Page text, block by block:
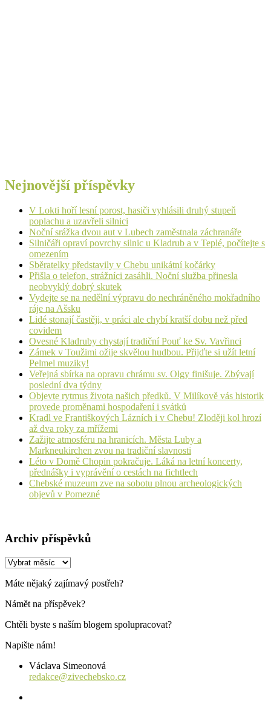
Nejnovější příspěvky
V Lokti hoří lesní porost, hasiči vyhlásili druhý stupeň
poplachu a uzavřeli silnici
Noční srážka dvou aut v Lubech zaměstnala záchranáře
Silničáři opraví povrchy silnic u Kladrub a v Teplé, počítejte s
omezením
Sběratelky představily v Chebu unikátní kočárky
Přišla o telefon, strážníci zasáhli. Noční služba přinesla
neobvyklý dobrý skutek
Vydejte se na nedělní výpravu do nechráněného mokřadního
ráje na Ašsku
Lidé stonají častěji, v práci ale chybí kratší dobu než před
covidem
Ovesné Kladruby chystají tradiční Pouť ke Sv. Vavřinci
Zámek v Toužimi ožije skvělou hudbou. Přijďte si užít letní
Pelmel muziky!
Veřejná sbírka na opravu chrámu sv. Olgy finišuje. Zbývají
poslední dva týdny
Objevte rytmus života našich předků. V Milíkově vás historik
provede proměnami hospodaření i svátků
Kradl ve Františkových Lázních i v Chebu! Zloději kol hrozí
až dva roky za mřížemi
Zažijte atmosféru na hranicích. Města Luby a
Markneukirchen zvou na tradiční slavnosti
Léto v Domě Chopin pokračuje. Láká na letní koncerty,
přednášky i vyprávění o cestách na fichtlech
Chebské muzeum zve na sobotu plnou archeologických
objevů v Pomezné
Archiv příspěvků
Archiv
Máte nějaký zajímavý postřeh?
Námět na příspěvek?
Chtěli byste s naším blogem spolupracovat?
Napište nám!
Václava Simeonová
redakce@zivechebsko.cz